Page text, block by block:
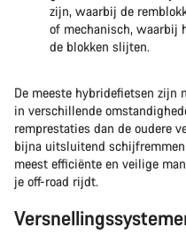
zijn, waarbij de
of mechanisch, waarbij
de blokken slijten.
De meeste hybridefietsen
in verschillende
remprestaties dan de oudere
bijna uitsluitend
meest efficiënte en veilige
je off-road rijdt.